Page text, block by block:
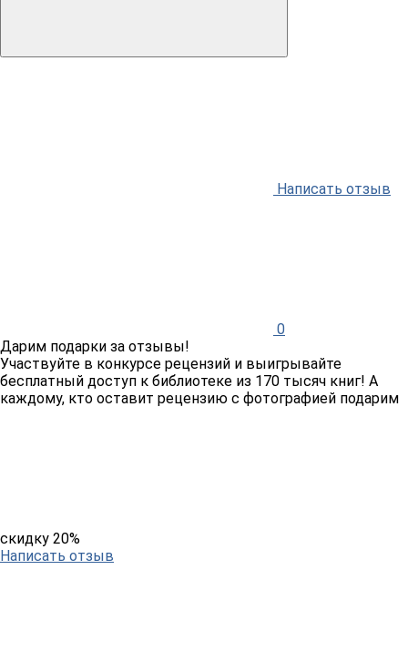
Написать отзыв
0
Дарим подарки за отзывы!
Участвуйте в конкурсе рецензий и выигрывайте
бесплатный доступ к библиотеке из 170 тысяч книг! А
каждому, кто оставит рецензию с фотографией подарим
скидку 20%
Написать отзыв